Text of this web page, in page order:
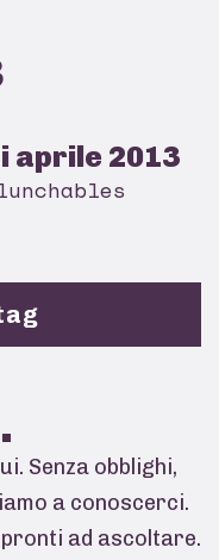
aprile 2013
Senza obblighi,
a conoscerci.
ad ascoltare.